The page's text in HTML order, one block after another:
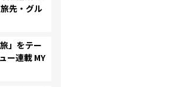
先・グル
」をテー
ー連載 MY